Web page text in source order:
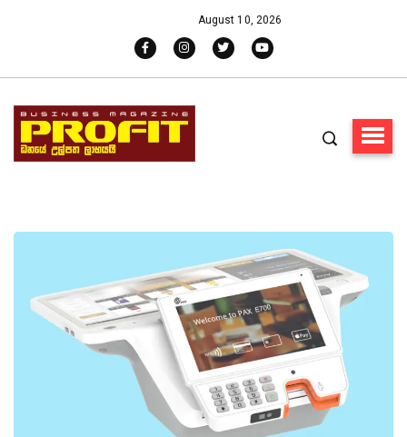
August 10, 2026